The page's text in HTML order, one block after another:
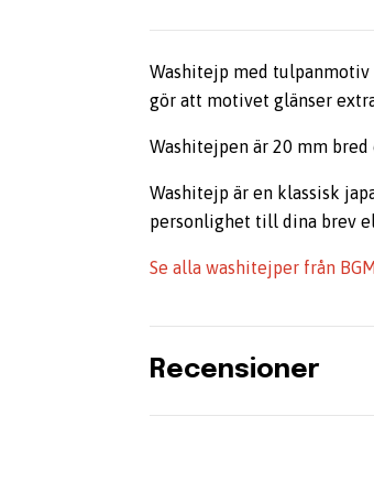
Washitejp med
gör att motivet glänser
Washitejpen är 20 mm bred
Washitejp är en klassisk
personlighet till dina brev
Se alla washitejper från
Recensioner